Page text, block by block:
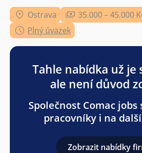
Ostrava
35.000 – 45.000
Plný úvazek
Tahle nabídka už je
ale není důvod
Společnost Comac jobs
pracovníky i na
Zobrazit nabídky